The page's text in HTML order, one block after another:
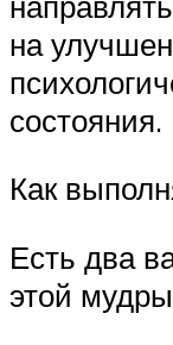
на
состояния.
Как
Есть два
этой